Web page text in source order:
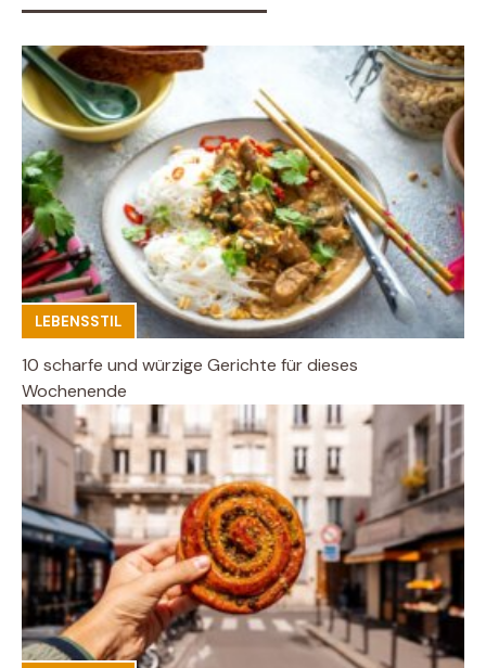
LEBENSSTIL
10 scharfe und würzige Gerichte für dieses
Wochenende